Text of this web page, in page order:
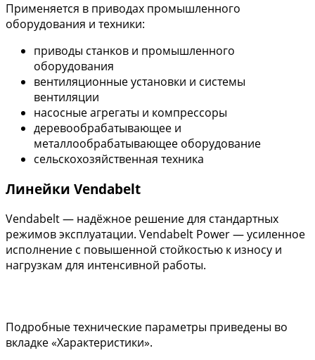
Применяется в приводах промышленного
оборудования и техники:
приводы станков и промышленного
оборудования
вентиляционные установки и системы
вентиляции
насосные агрегаты и компрессоры
деревообрабатывающее и
металлообрабатывающее оборудование
сельскохозяйственная техника
Линейки Vendabelt
Vendabelt — надёжное решение для стандартных
режимов эксплуатации. Vendabelt Power — усиленное
исполнение с повышенной стойкостью к износу и
нагрузкам для интенсивной работы.
Подробные технические параметры приведены во
вкладке «Характеристики».